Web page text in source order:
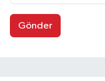
Gönder